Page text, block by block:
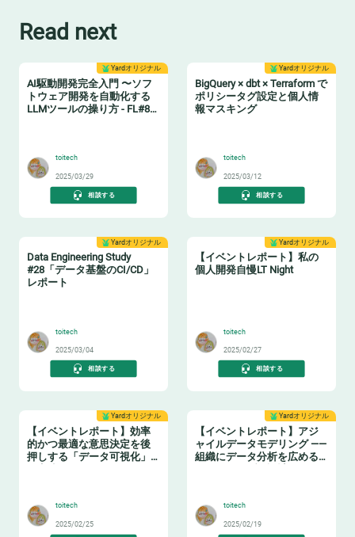
Read next
Yardオリジナル
AI駆動開発完全入門 〜ソフ
トウェア開発を自動化する
LLMツールの操り方 - FL#87
toitech
2025/03/29
相談する
Yardオリジナル
BigQuery × dbt × Terraform で
ポリシータグ設定と個人情
報マスキング
toitech
2025/03/12
相談する
Yardオリジナル
Data Engineering Study
#28「データ基盤のCI/CD」
レポート
toitech
2025/03/04
相談する
Yardオリジナル
【イベントレポート】私の
個人開発自慢LT Night
toitech
2025/02/27
相談する
Yardオリジナル
【イベントレポート】効率
的かつ最適な意思決定を後
押しする「データ可視化」
toitech
2025/02/25
Yardオリジナル
【イベントレポート】アジ
ャイルデータモデリング ——
組織にデータ分析を広める
toitech
2025/02/19